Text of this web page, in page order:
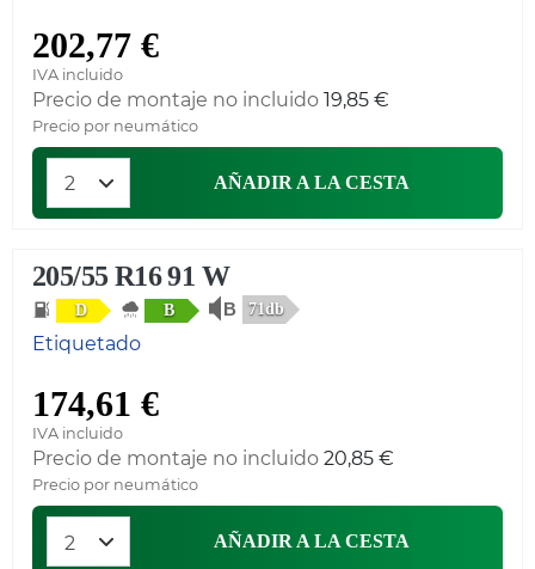
202,77 €
IVA incluido
Precio de montaje no incluido 19,85 €
Precio por neumático
AÑADIR A LA CESTA
205/55 R16 91 W
D B 71db
Etiquetado
174,61 €
IVA incluido
Precio de montaje no incluido 20,85 €
Precio por neumático
AÑADIR A LA CESTA